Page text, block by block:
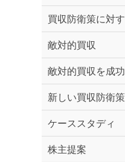
買収防衛策に対
敵対的買収
敵対的買収を成
新しい買収防衛策
ケーススタディ
株主提案